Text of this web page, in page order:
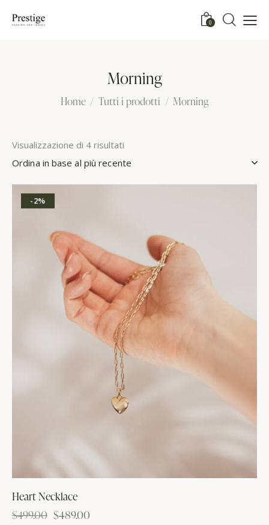
0
Morning
Home Tutti i prodotti Morning
Visualizzazione di 4 risultati
-2%
Heart Necklace
$499.00 $489.00